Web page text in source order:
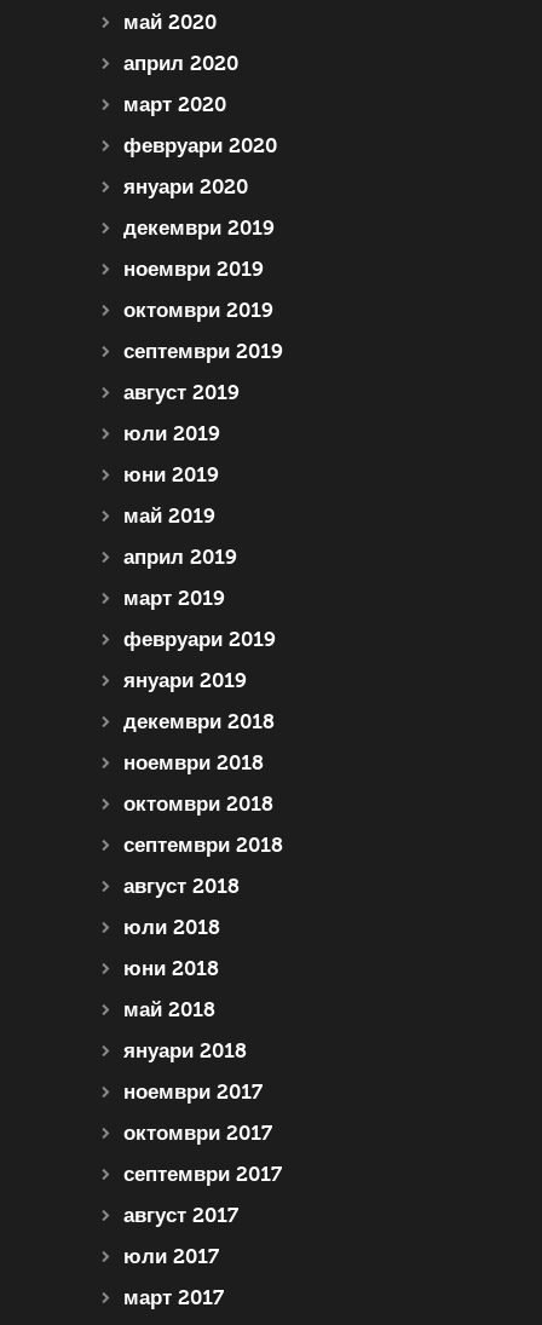
май 2020
април 2020
март 2020
февруари 2020
януари 2020
декември 2019
ноември 2019
октомври 2019
септември 2019
август 2019
юли 2019
юни 2019
май 2019
април 2019
март 2019
февруари 2019
януари 2019
декември 2018
ноември 2018
октомври 2018
септември 2018
август 2018
юли 2018
юни 2018
май 2018
януари 2018
ноември 2017
октомври 2017
септември 2017
август 2017
юли 2017
март 2017